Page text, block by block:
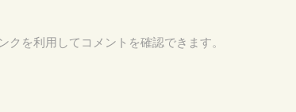
を利用してコメントを確認できます。